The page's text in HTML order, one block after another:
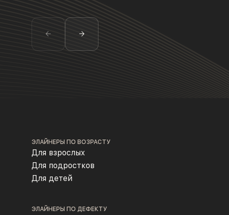
ЭЛАЙНЕРЫ ПО ВОЗРАСТУ
Для взрослых
Для подростков
Для детей
ЭЛАЙНЕРЫ ПО ДЕФЕКТУ